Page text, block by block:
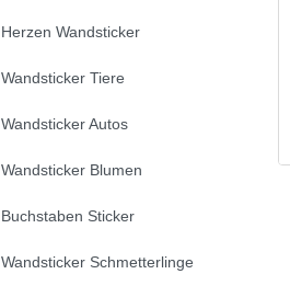
Herzen Wandsticker
Wandsticker Tiere
Wandsticker Autos
Wandsticker Blumen
Buchstaben Sticker
Wandsticker Schmetterlinge